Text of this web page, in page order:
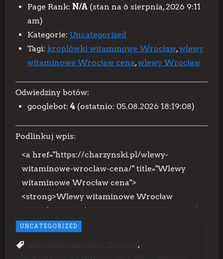
Page Rank: N/A (stan na 6 sierpnia, 2026 9:11
am)
Kategorie: Uncategorized
Tagi: kroplówki witaminowe Wrocław,wlewy
witaminowe Wrocław cena,wlewy Wrocław
Odwiedziny botów:
googlebot: 4 (ostatnio: 05.08.2026 18:19:08)
Podlinkuj wpis:
UNCATEGORIZED
,